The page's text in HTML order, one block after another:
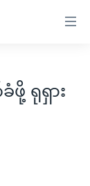
ဖို့ ရုရှား